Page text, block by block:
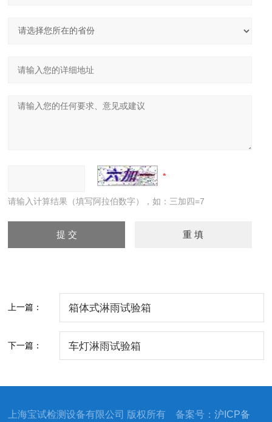
请输入计算结果（填写阿拉伯数字），如：三加四=7
上一篇： 箱体式淋雨试验箱
下一篇： 车灯淋雨试验箱
上海宝试检测设备有限公司 版权所有 备案号：沪ICP备